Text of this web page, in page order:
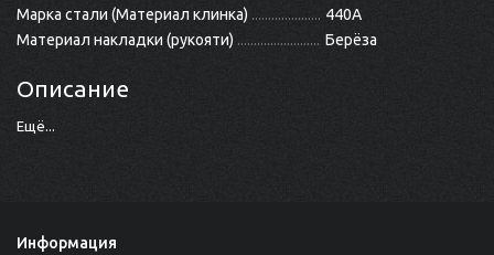
Марка стали (Материал клинка)
440A
Материал накладки (рукояти)
Берёза
Описание
Ещё...
Информация